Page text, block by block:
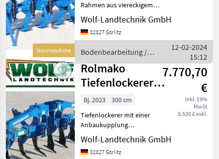
Neumaschine
Rahmen aus viereckigem
Profil 140x140x10 mm,
Zinken 30 mm breit
miteiner aufgeschweißten,
Durchmesser von 30mm,
sowie
Wolf-Landtechnik GmbH
02827 Görlitz
Bodenbearbeitung /
Rolmako
12-02-2024
15:12
Rolmako
Tiefenlockerer
mit einer
Anbaukupplung
U 608
7.770,70
€
inkl. 19%
MwSt
6.530 € exkl.
Bj. 2023
300 cm
Tiefenlockerer mit einer
Anbaukupplung
Tiefenlockerer mit
gekrümmten Zinken Typ
Michel, 1-balkig
Wolf-Landtechnik GmbH
02827 Görlitz